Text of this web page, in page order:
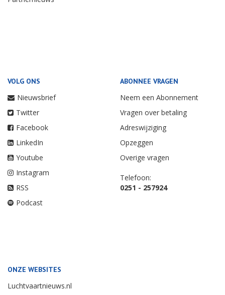
VOLG ONS
Nieuwsbrief
Twitter
Facebook
LinkedIn
Youtube
Instagram
RSS
Podcast
ABONNEE VRAGEN
Neem een Abonnement
Vragen over betaling
Adreswijziging
Opzeggen
Overige vragen
Telefoon:
0251 - 257924
ONZE WEBSITES
Luchtvaartnieuws.nl